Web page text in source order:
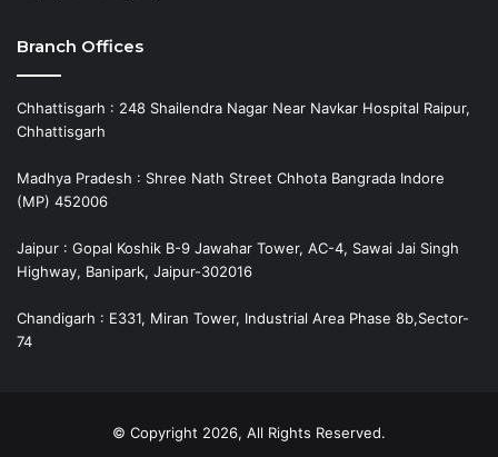
Branch Offices
Chhattisgarh : 248 Shailendra Nagar Near Navkar Hospital Raipur,
Chhattisgarh
Madhya Pradesh : Shree Nath Street Chhota Bangrada Indore
(MP) 452006
Jaipur : Gopal Koshik B-9 Jawahar Tower, AC-4, Sawai Jai Singh
Highway, Banipark, Jaipur-302016
Chandigarh : E331, Miran Tower, Industrial Area Phase 8b,Sector-
74
© Copyright 2026, All Rights Reserved.